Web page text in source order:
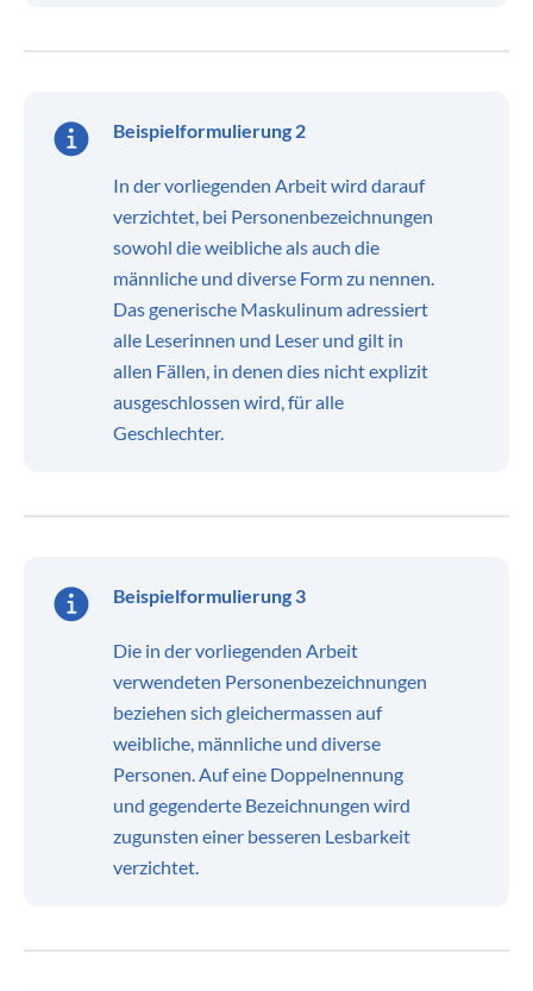
Beispielformulierung 2
In der vorliegenden Arbeit wird darauf
verzichtet, bei Personenbezeichnungen
sowohl die weibliche als auch die
männliche und diverse Form zu nennen.
Das generische Maskulinum adressiert
alle Leserinnen und Leser und gilt in
allen Fällen, in denen dies nicht explizit
ausgeschlossen wird, für alle
Geschlechter.
Beispielformulierung 3
Die in der vorliegenden Arbeit
verwendeten Personenbezeichnungen
beziehen sich gleichermassen auf
weibliche, männliche und diverse
Personen. Auf eine Doppelnennung
und gegenderte Bezeichnungen wird
zugunsten einer besseren Lesbarkeit
verzichtet.